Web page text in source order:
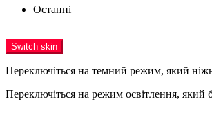
Останні
Switch skin
Переключіться на темний режим, який
Переключіться на режим освітлення,